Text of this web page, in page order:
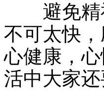
避免精神
不可太快
心健康，
活中大家